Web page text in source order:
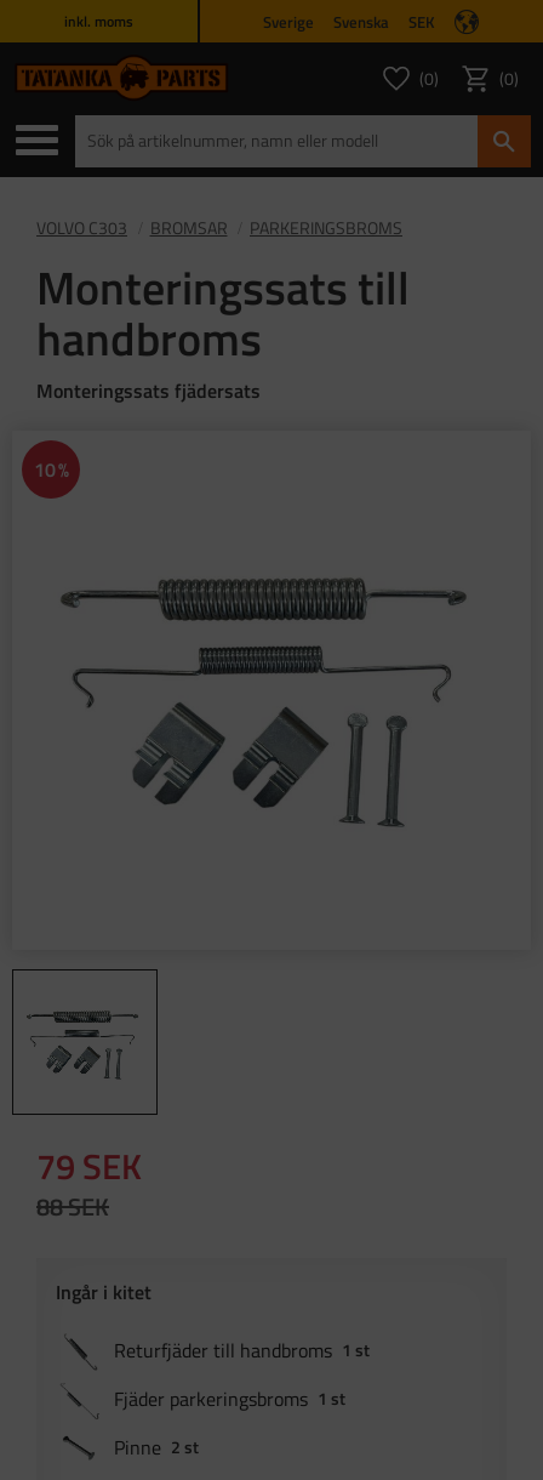
inkl. moms Sverige Svenska SEK
Favoriter
ANTAL
0 Kundvagn
0
VOLVO C303 BROMSAR PARKERINGSBROMS
Monteringssats till
handbroms
Monteringssats fjädersats
10%
Nedsatt pris:
79SEK
Ordinarie pris:
88SEK
Returfjäder till handbroms 1 st
Fjäder parkeringsbroms 1 st
Pinne 2 st